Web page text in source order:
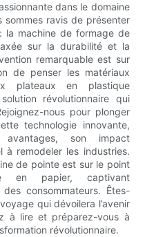
dans le domaine
sommes ravis de présenter
la machine de formage de
sur la durabilité et la
remarquable est sur
de penser les matériaux
plateaux en plastique
révolutionnaire qui
nous pour plonger
technologie innovante,
avantages, son impact
à remodeler les industries.
de pointe est sur le point
en papier, captivant
consommateurs. Êtes-
qui dévoilera l’avenir
à lire et préparez-vous à
révolutionnaire.